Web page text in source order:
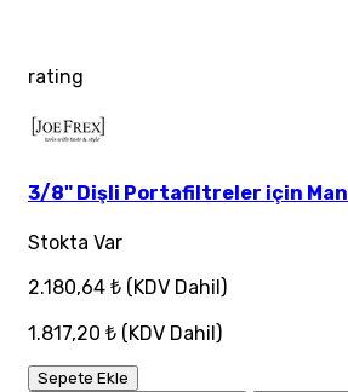
rating
3/8" Dişli Portafiltreler için
Stokta Var
2.180,64 ₺ (KDV Dahil)
1.817,20 ₺ (KDV Dahil)
Sepete Ekle